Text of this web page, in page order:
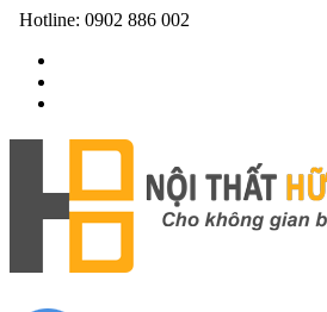
Hotline: 0902 886 002